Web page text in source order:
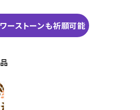
ーストーンも祈願可能